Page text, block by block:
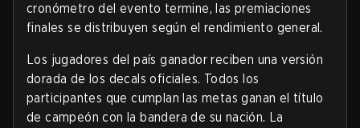
cronómetro del evento termine, las premiaciones
finales se distribuyen según el rendimiento general.
Los jugadores del país ganador reciben una versión
dorada de los decals oficiales. Todos los
participantes que cumplan las metas ganan el título
de campeón con la bandera de su nación. La